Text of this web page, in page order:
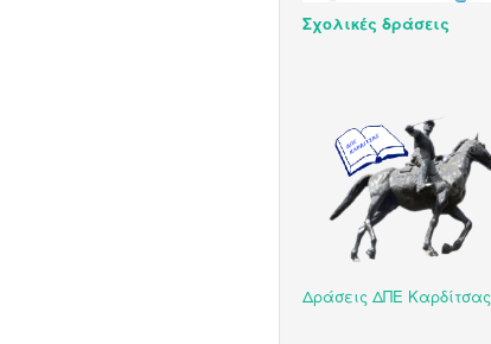
Σχολικές δράσεις
Δράσεις ΔΠΕ Καρδίτσας